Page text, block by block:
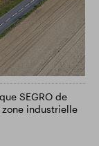
SEGRO de
industrielle